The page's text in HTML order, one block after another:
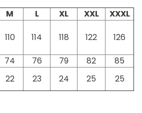
M L XL XXL
XXXL
110 114 118 122 126
74 76 79 82
85
22 23 24 25 25